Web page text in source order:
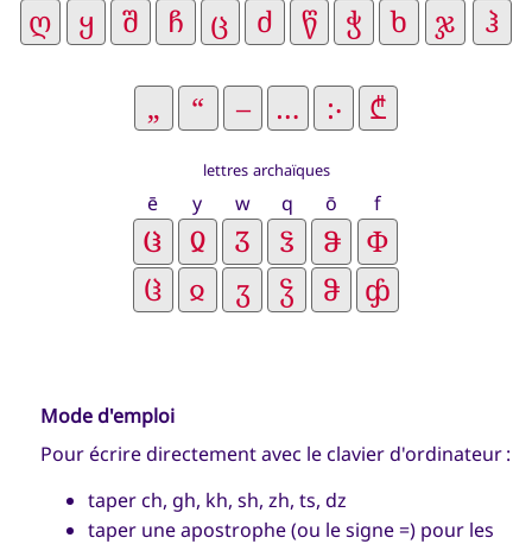
lettres archaïques
ē y w q ō f
Mode d'emploi
Pour écrire directement avec le clavier d'ordinateur :
taper ch, gh, kh, sh, zh, ts, dz
taper une apostrophe (ou le signe =) pour les